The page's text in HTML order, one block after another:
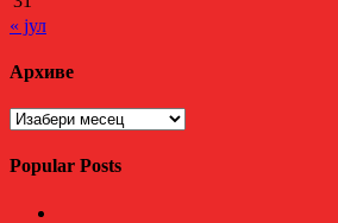
« јул
Архиве
Архиве
Popular Posts